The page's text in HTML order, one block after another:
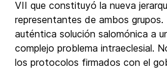
VII que constituyó la nueva
representantes de ambos grupos.
auténtica solución salomónica a
complejo problema intraeclesial.
los protocolos firmados con el